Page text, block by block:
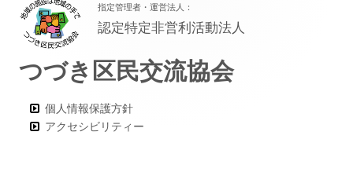
ッ
タ
ー・
ン
指定管理者・運営法人：
認定特定非営利活動法人
つづき区民交流協会
個人情報保護方針
アクセシビリティー